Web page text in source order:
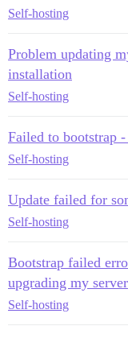
Self-hosting
Problem updating
installation
Self-hosting
Failed to bootstrap -
Self-hosting
Update failed for
Self-hosting
Bootstrap failed
upgrading my server
Self-hosting